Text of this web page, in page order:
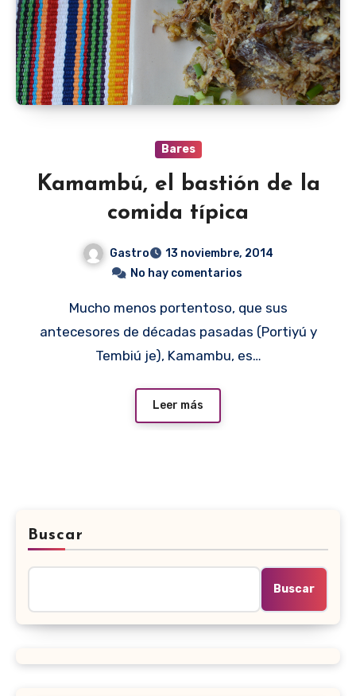
Bares
Kamambú, el bastión de la
comida típica
Gastro
13 noviembre, 2014
No hay comentarios
Mucho menos portentoso, que sus
antecesores de décadas pasadas (Portiyú y
Tembiú je), Kamambu, es…
Leer más
Buscar
Buscar